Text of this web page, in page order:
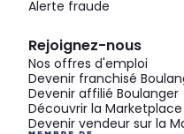
Alerte fraude
Rejoignez-nous
Nos offres d'emploi
Devenir franchisé
Devenir affilié Boulanger
Découvrir la Marketplace
Devenir vendeur sur la